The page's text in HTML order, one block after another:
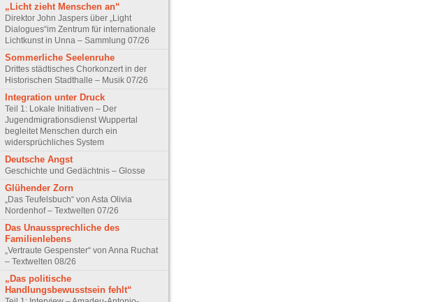
„Licht zieht Menschen an“
Direktor John Jaspers über „Light
Dialogues“im Zentrum für internationale
Lichtkunst in Unna – Sammlung 07/26
Sommerliche Seelenruhe
Drittes städtisches Chorkonzert in der
Historischen Stadthalle – Musik 07/26
Integration unter Druck
Teil 1: Lokale Initiativen – Der
Jugendmigrationsdienst Wuppertal
begleitet Menschen durch ein
widersprüchliches System
Deutsche Angst
Geschichte und Gedächtnis – Glosse
Glühender Zorn
„Das Teufelsbuch“ von Asta Olivia
Nordenhof – Textwelten 07/26
Das Unaussprechliche des
Familienlebens
„Vertraute Gespenster“ von Anna Ruchat
– Textwelten 08/26
„Das politische
Handlungsbewusstsein fehlt“